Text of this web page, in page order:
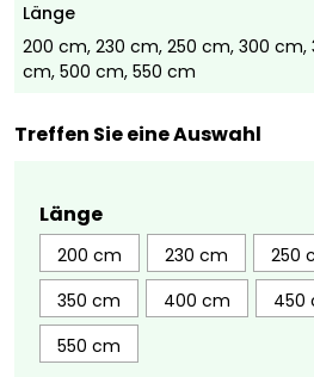
Länge
200 cm, 230 cm, 250 cm, 300
cm, 500 cm, 550 cm
Treffen Sie eine Auswahl
Länge
200 cm 230 cm 250
350 cm
400 cm 450
550 cm